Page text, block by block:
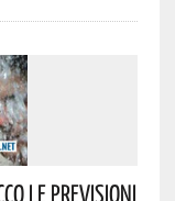
Le Previsioni